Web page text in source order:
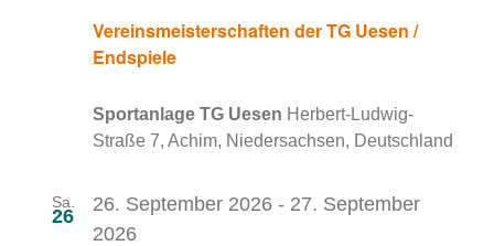
Vereinsmeisterschaften der TG Uesen /
Endspiele
Sportanlage TG Uesen Herbert-Ludwig-
Straße 7, Achim, Niedersachsen, Deutschland
Sa.
26
26. September 2026 - 27. September
2026